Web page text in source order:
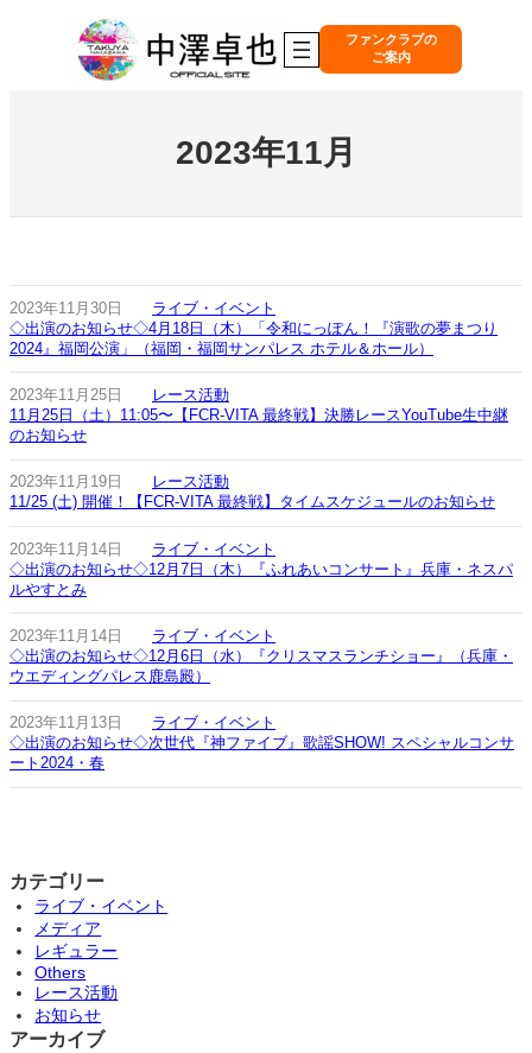
ファンクラブの
ご案内
2023年11月
2023年11月30日
ライブ・イベント
◇出演のお知らせ◇4月18日（木）「令和にっぽん！『演歌の夢まつり
2024』福岡公演」（福岡・福岡サンパレス ホテル＆ホール）
2023年11月25日
レース活動
11月25日（土）11:05〜【FCR-VITA 最終戦】決勝レースYouTube生中継
のお知らせ
2023年11月19日
レース活動
11/25 (土) 開催！【FCR-VITA 最終戦】タイムスケジュールのお知らせ
2023年11月14日
ライブ・イベント
◇出演のお知らせ◇12月7日（木）『ふれあいコンサート』兵庫・ネスパ
ルやすとみ
2023年11月14日
ライブ・イベント
◇出演のお知らせ◇12月6日（水）『クリスマスランチショー』（兵庫・
ウエディングパレス鹿島殿）
2023年11月13日
ライブ・イベント
◇出演のお知らせ◇次世代『神ファイブ』歌謡SHOW! スペシャルコンサ
ート2024・春
カテゴリー
ライブ・イベント
メディア
レギュラー
Others
レース活動
お知らせ
アーカイブ